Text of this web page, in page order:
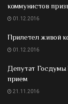
коммунистов
01.12.2016
Прилетел живой
01.12.2016
Депутат
прием
21.11.2016